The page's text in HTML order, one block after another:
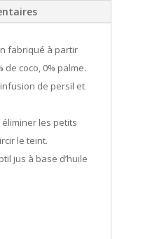
fabriqué à partir
de coco, 0% palme.
de persil et
les petits
le teint.
jus à base d’huile